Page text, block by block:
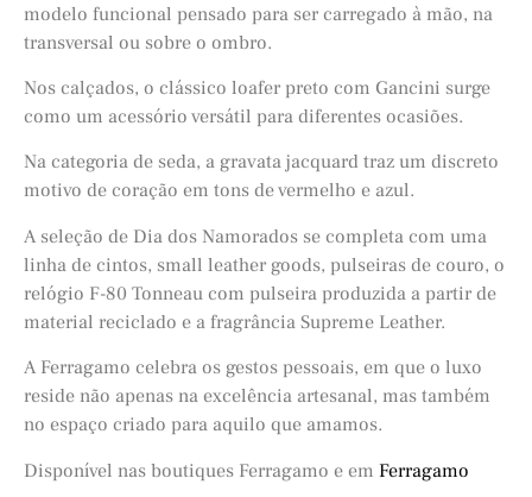
modelo funcional pensado para ser carregado à mão, na
transversal ou sobre o ombro.
Nos calçados, o clássico loafer preto com Gancini surge
como um acessório versátil para diferentes ocasiões.
Na categoria de seda, a gravata jacquard traz um discreto
motivo de coração em tons de vermelho e azul.
A seleção de Dia dos Namorados se completa com uma
linha de cintos, small leather goods, pulseiras de couro, o
relógio F-80 Tonneau com pulseira produzida a partir de
material reciclado e a fragrância Supreme Leather.
A Ferragamo celebra os gestos pessoais, em que o luxo
reside não apenas na excelência artesanal, mas também
no espaço criado para aquilo que amamos.
Disponível nas boutiques Ferragamo e em Ferragamo